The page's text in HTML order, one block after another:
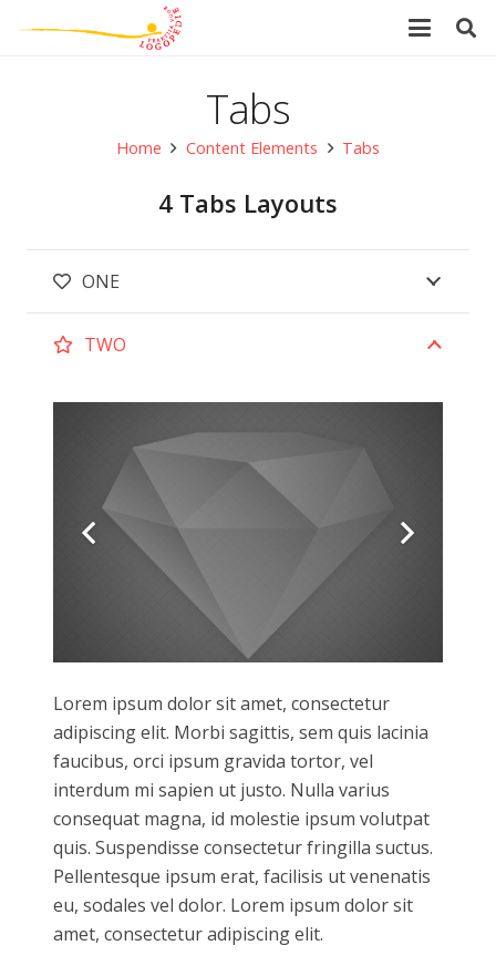
Tabs
Home Content Elements Tabs
4 Tabs Layouts
ONE
TWO
Lorem ipsum dolor sit amet, consectetur
adipiscing elit. Morbi sagittis, sem quis lacinia
faucibus, orci ipsum gravida tortor, vel
interdum mi sapien ut justo. Nulla varius
consequat magna, id molestie ipsum volutpat
quis. Suspendisse consectetur fringilla suctus.
Pellentesque ipsum erat, facilisis ut venenatis
eu, sodales vel dolor. Lorem ipsum dolor sit
amet, consectetur adipiscing elit.